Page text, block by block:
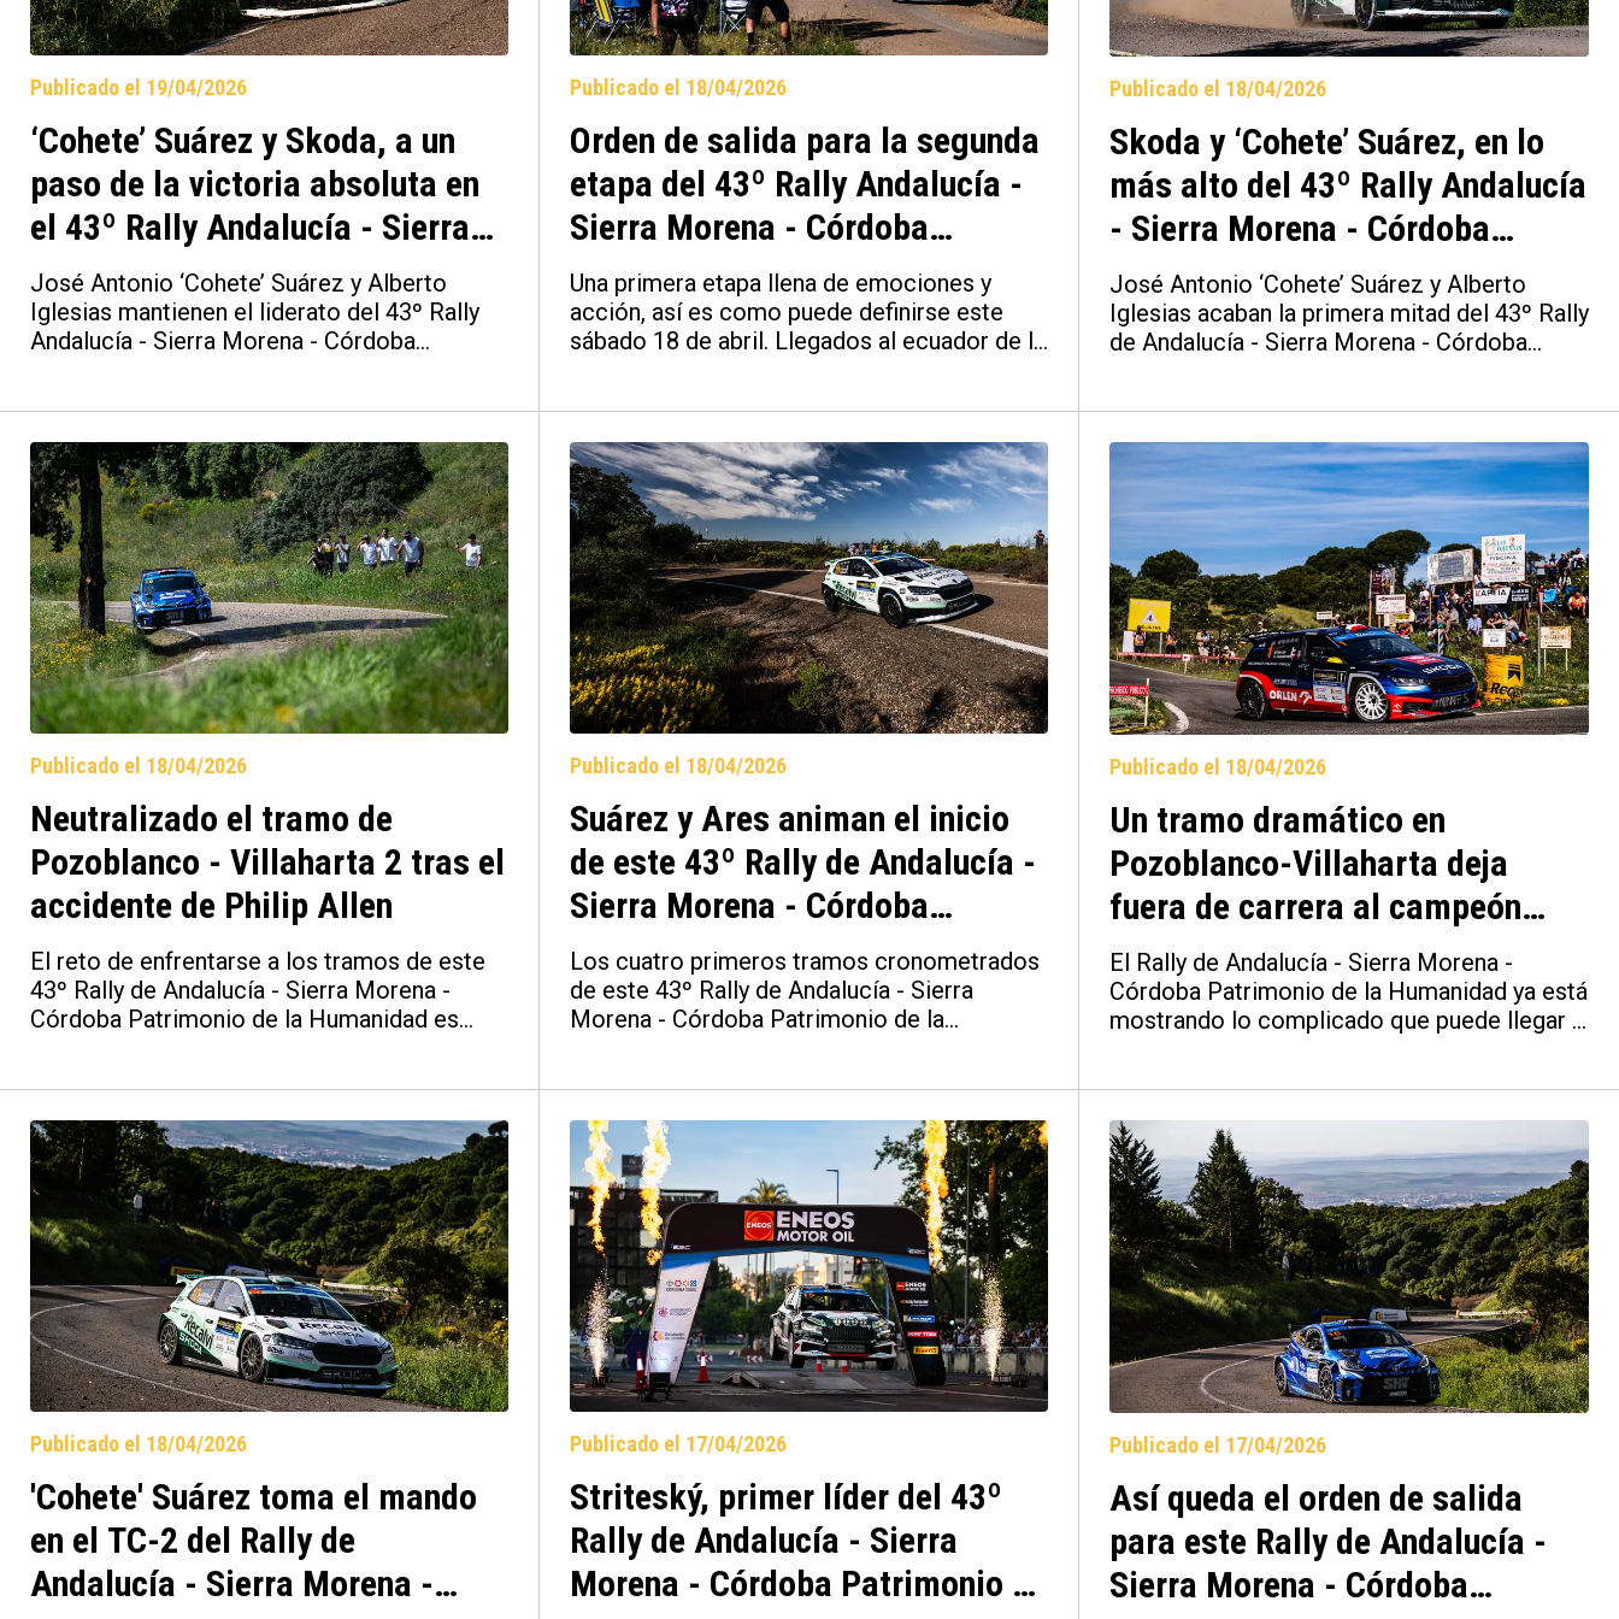
Córdoba CF.
completando el podio Teemu Suninen/Antti
Haapala, también en un Skoda Fabia RS
Publicado el 19/04/2026
‘Cohete’ Suárez y Skoda, a un
paso de la victoria absoluta en
el 43º Rally Andalucía - Sierra
Morena - Córdoba Patrimonio de
la Humanidad
José Antonio ‘Cohete’ Suárez y Alberto
Iglesias mantienen el liderato del 43º Rally
Andalucía - Sierra Morena - Córdoba
aumentado distancias con respecto a sus
perseguidores, estando muy cerca de lograr
la victoria tanto en el apartado del
Supercampeonato de España de Rallyes (S-
CER) como en el Europeo de Rallies (ERC).
Publicado el 18/04/2026
Orden de salida para la segunda
etapa del 43º Rally Andalucía -
Sierra Morena - Córdoba
Patrimonio de la Humanidad
2026
Una primera etapa llena de emociones y
acción, así es como puede definirse este
sábado 18 de abril. Llegados al ecuador de la
Publicado el 18/04/2026
Skoda y ‘Cohete’ Suárez, en lo
más alto del 43º Rally Andalucía
- Sierra Morena - Córdoba
Patrimonio de la Humanidad
llegados a su ecuador
José Antonio ‘Cohete’ Suárez y Alberto
Iglesias acaban la primera mitad del 43º Rally
de Andalucía - Sierra Morena - Córdoba
mantiene una ventaja sustancias por delante
de sus rivales Iván Ares/Borja Rozada
(Toyota) y Álvaro Muñiz/Manuel Estévez
(Skoda).
Publicado el 18/04/2026
Neutralizado el tramo de
Pozoblanco - Villaharta 2 tras el
accidente de Philip Allen
El reto de enfrentarse a los tramos de este
43º Rally de Andalucía - Sierra Morena -
Córdoba Patrimonio de la Humanidad es
Philip Allen/Craig Drew que ha provocado la
neutralización de la segunda pasada por
Pozoblanco - Villaharta.
Publicado el 18/04/2026
Suárez y Ares animan el inicio
de este 43º Rally de Andalucía -
Sierra Morena - Córdoba
Patrimonio de la Humanidad
Los cuatro primeros tramos cronometrados
de este 43º Rally de Andalucía - Sierra
Morena - Córdoba Patrimonio de la
Recalvi ante toda la afición española,
seguidos de Iván Ares/Borja Rozada y
Giandomenico Basso/Lorenzo Granai.
Publicado el 18/04/2026
Un tramo dramático en
Pozoblanco-Villaharta deja
fuera de carrera al campeón
europeo Miko Marczyk
El Rally de Andalucía - Sierra Morena -
Córdoba Patrimonio de la Humanidad ya está
mostrando lo complicado que puede llegar a
Marczyk/Szymon Gospodarczyk, quienes
han sufrido un accidente con su Skoda Fabia
RS Rally2.
Publicado el 18/04/2026
'Cohete' Suárez toma el mando
en el TC-2 del Rally de
Andalucía - Sierra Morena -
Publicado el 17/04/2026
Striteský, primer líder del 43º
Rally de Andalucía - Sierra
Morena - Córdoba Patrimonio de
Publicado el 17/04/2026
Así queda el orden de salida
para este Rally de Andalucía -
Sierra Morena - Córdoba